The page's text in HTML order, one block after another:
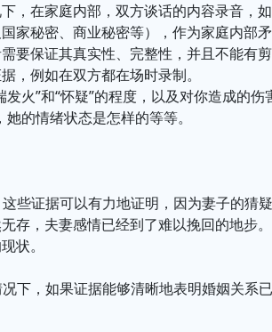
，在家庭内部，双方谈话的内容录音，
家秘密、商业秘密等），作为家庭内部
要保证其真实性、完整性，并且不能有
，例如在双方都在场时录制。
火”和“怀疑”的程度，以及对你造成的
的情绪状态是怎样的等等。
些证据可以有力地证明，因为妻子的猜
存，夫妻感情已经到了难以挽回的地步
状。
下，如果证据能够清晰地表明婚姻关系